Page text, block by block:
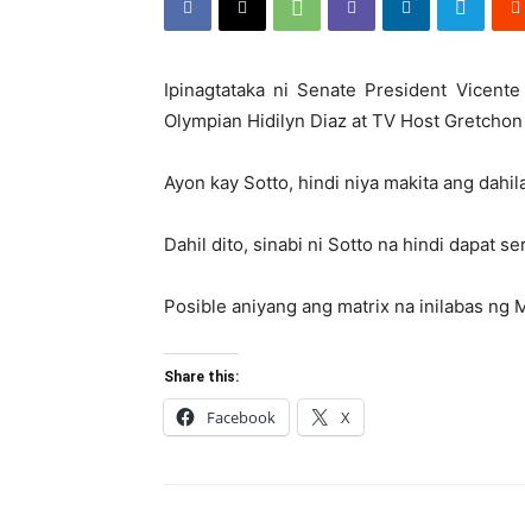
Ipinagtataka ni Senate President
Olympian Hidilyn Diaz at TV Host Gretchon
Ayon kay Sotto, hindi niya makita ang
Dahil dito, sinabi ni Sotto na hindi dapat
Posible aniyang ang matrix na inilabas ng
Share this:
Facebook X